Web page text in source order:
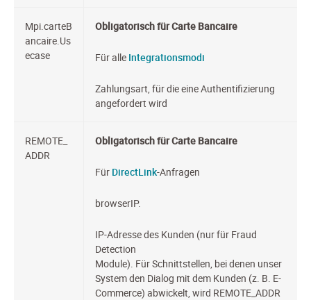
Mpi.carteB
ancaire.Us
ecase
Obligatorisch für Carte Bancaire
Für alle Integrationsmodi
Zahlungsart, für die eine Authentifizierung
angefordert wird
REMOTE_
ADDR
Obligatorisch für Carte Bancaire
Für DirectLink-Anfragen
browserIP.
IP-Adresse des Kunden (nur für Fraud
Detection
Module). Für Schnittstellen, bei denen unser
System den Dialog mit dem Kunden (z. B. E-
Commerce) abwickelt, wird REMOTE_ADDR